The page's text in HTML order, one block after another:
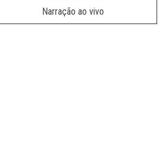
Narração ao vivo